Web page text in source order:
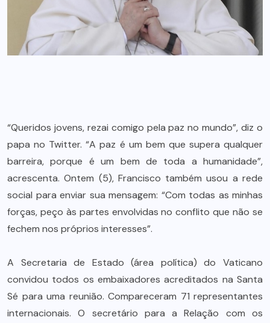
“Queridos jovens, rezai comigo pela paz no mundo”, diz o
papa no Twitter. “A paz é um bem que supera qualquer
barreira, porque é um bem de toda a humanidade”,
acrescenta. Ontem (5), Francisco também usou a rede
social para enviar sua mensagem: “Com todas as minhas
forças, peço às partes envolvidas no conflito que não se
fechem nos próprios interesses”.
A Secretaria de Estado (área política) do Vaticano
convidou todos os embaixadores acreditados na Santa
Sé para uma reunião. Compareceram 71 representantes
internacionais. O secretário para a Relação com os